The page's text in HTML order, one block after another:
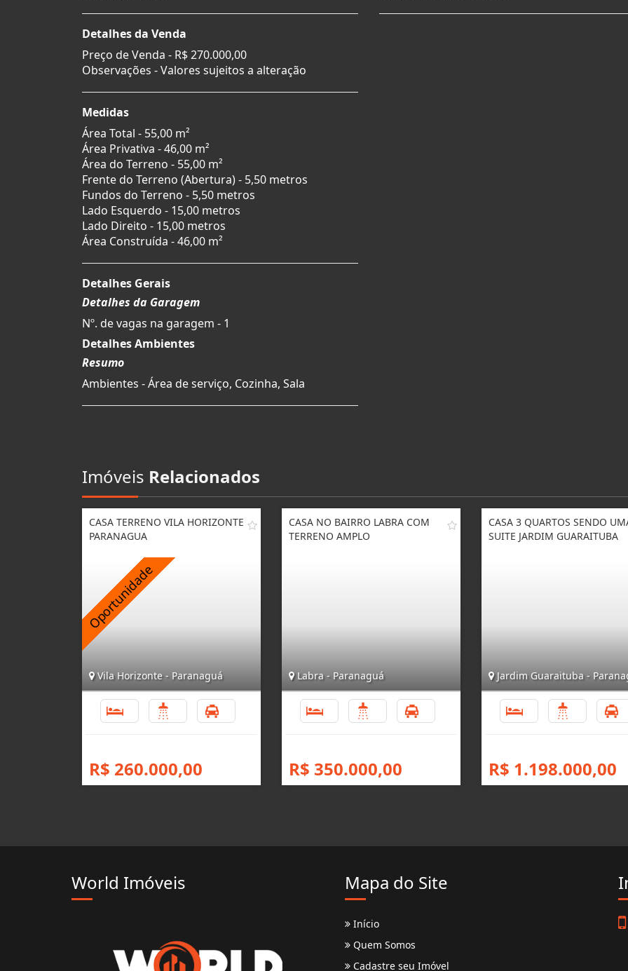
Detalhes da Venda
Preço de Venda - R$ 270.000,00
Observações - Valores sujeitos a alteração
Medidas
Área Total - 55,00 m²
Área Privativa - 46,00 m²
Área do Terreno - 55,00 m²
Frente do Terreno (Abertura) - 5,50 metros
Fundos do Terreno - 5,50 metros
Lado Esquerdo - 15,00 metros
Lado Direito - 15,00 metros
Área Construída - 46,00 m²
Detalhes Gerais
Detalhes da Garagem
Nº. de vagas na garagem - 1
Detalhes Ambientes
Resumo
Ambientes - Área de serviço, Cozinha, Sala
Imóveis Relacionados
CASA TERRENO VILA HORIZONTE
PARANAGUA
Vila Horizonte - Paranaguá
R$ 260.000,00
CASA NO BAIRRO LABRA COM
TERRENO AMPLO
Labra - Paranaguá
R$ 350.000,00
CASA 3 QUARTOS SENDO
SUITE JARDIM GUARAITUBA
Jardim Guaraituba -
R$ 1.198.000,00
World Imóveis Mapa do Site
Início
Quem Somos
Cadastre seu Imóvel